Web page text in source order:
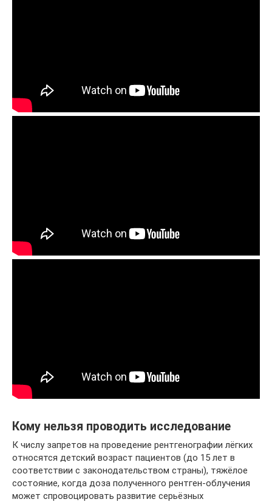
Кому нельзя проводить исследование
К числу запретов на проведение рентгенографии лёгких
относятся детский возраст пациентов (до 15 лет в
соответствии с законодательством страны), тяжёлое
состояние, когда доза полученного рентген-облучения
может спровоцировать развитие серьёзных